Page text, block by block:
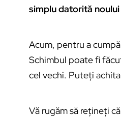
simplu datorită noului
Acum, pentru a
Schimbul poate fi
cel vechi. Puteți
Vă rugăm să rețineți